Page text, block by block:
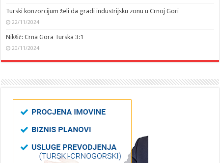
Turski konzorcijum želi da gradi industrijsku zonu u Crnoj Gori
22/11/2024
Nikšić: Crna Gora Turska 3:1
20/11/2024